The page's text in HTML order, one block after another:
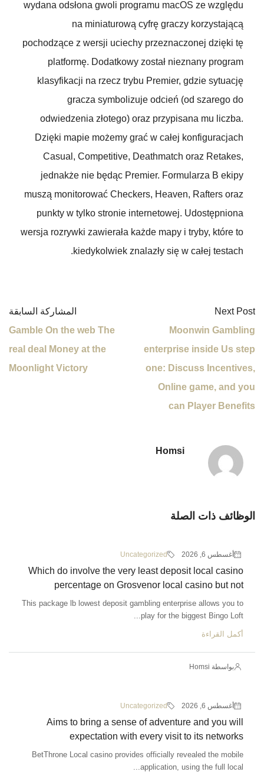
wydana odsłona gwoli programu macOS ze względu
na miniaturową cyfrę graczy korzystającą
pochodzące z wersji uciechy przeznaczonej dzięki tę
platformę. Dodatkowy został nieznany program
klasyfikacji na rzecz trybu Premier, gdzie sytuację
gracza symbolizuje odcień (od szarego do
odwiedzenia złotego) oraz przypisana mu liczba.
Dzięki mapie możemy grać w całej konfiguracjach
Casual, Competitive, Deathmatch oraz Retakes,
jednakże nie będąc Premier. Formularza B ekipy
muszą monitorować Checkers, Heaven, Rafters oraz
punkty w tylko stronie internetowej. Udostępniona
wersja rozrywki zawierała każde mapy i tryby, które to
kiedykolwiek znalazły się w całej testach.
المشاركة السابقة
Gamble On the web The
real deal Money at the
Moonlight Victory
Next Post
Moonwin Gambling
enterprise inside Us step
one: Discuss Incentives,
Online game, and you
can Player Benefits
Homsi
الوظائف ذات الصلة
أغسطس 6, 2026 Uncategorized
Which do involve the very least deposit local casino
percentage on Grosvenor local casino but not
This package lb lowest deposit gambling enterprise allows you to
play for the biggest Bingo Loft...
أكمل القراءة
بواسطة Homsi
أغسطس 6, 2026 Uncategorized
Aims to bring a sense of adventure and you will
expectation with every visit to its networks
BetThrone Local casino provides officially revealed the mobile
application, using the full local...